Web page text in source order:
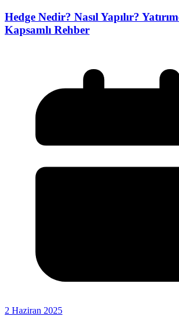
Hedge Nedir? Nasıl Yapılır?
Kapsamlı Rehber
2 Haziran 2025